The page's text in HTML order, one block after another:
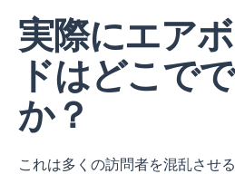
実際にエア
ドはどこで
か？
これは多くの訪問者を混乱させ